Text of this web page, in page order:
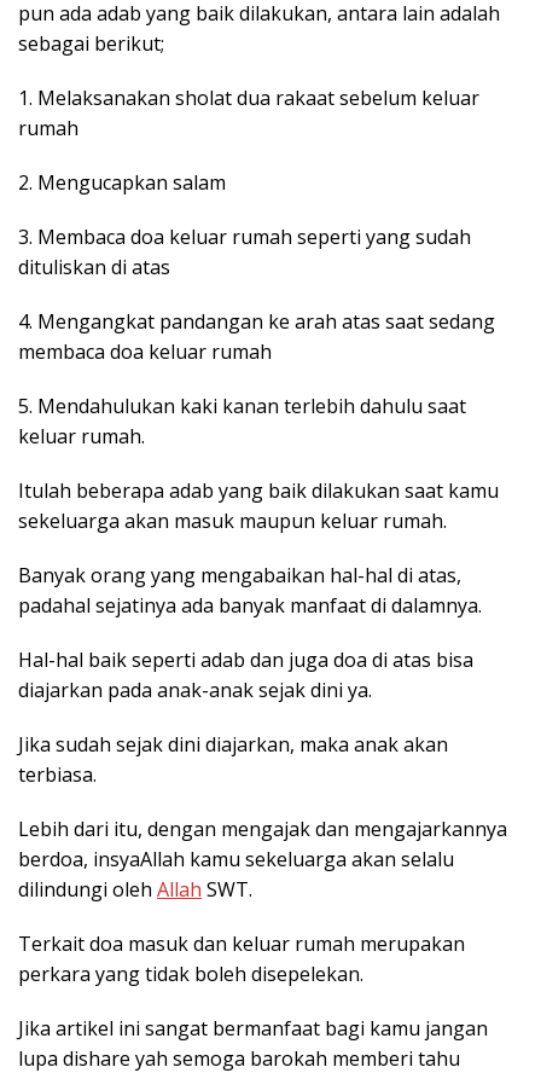
pun ada adab yang baik dilakukan, antara lain adalah
sebagai berikut;
1. Melaksanakan sholat dua rakaat sebelum keluar
rumah
2. Mengucapkan salam
3. Membaca doa keluar rumah seperti yang sudah
dituliskan di atas
4. Mengangkat pandangan ke arah atas saat sedang
membaca doa keluar rumah
5. Mendahulukan kaki kanan terlebih dahulu saat
keluar rumah.
Itulah beberapa adab yang baik dilakukan saat kamu
sekeluarga akan masuk maupun keluar rumah.
Banyak orang yang mengabaikan hal-hal di atas,
padahal sejatinya ada banyak manfaat di dalamnya.
Hal-hal baik seperti adab dan juga doa di atas bisa
diajarkan pada anak-anak sejak dini ya.
Jika sudah sejak dini diajarkan, maka anak akan
terbiasa.
Lebih dari itu, dengan mengajak dan mengajarkannya
berdoa, insyaAllah kamu sekeluarga akan selalu
dilindungi oleh Allah SWT.
Terkait doa masuk dan keluar rumah merupakan
perkara yang tidak boleh disepelekan.
Jika artikel ini sangat bermanfaat bagi kamu jangan
lupa dishare yah semoga barokah memberi tahu